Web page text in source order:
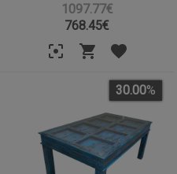
1097.77€
768.45€
30.00%